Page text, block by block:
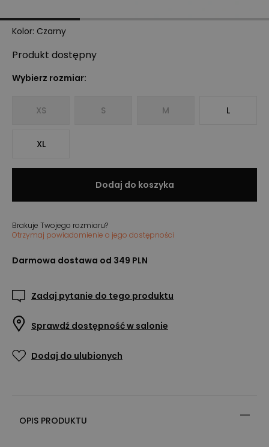
Kolor: Czarny
Produkt dostępny
Wybierz rozmiar:
XS S M L
XL
Dodaj do koszyka
Brakuje Twojego rozmiaru?
Otrzymaj powiadomienie o jego dostępności
Darmowa dostawa od 349 PLN
Zadaj pytanie do tego produktu
Sprawdź dostępność w salonie
Dodaj do ulubionych
OPIS PRODUKTU